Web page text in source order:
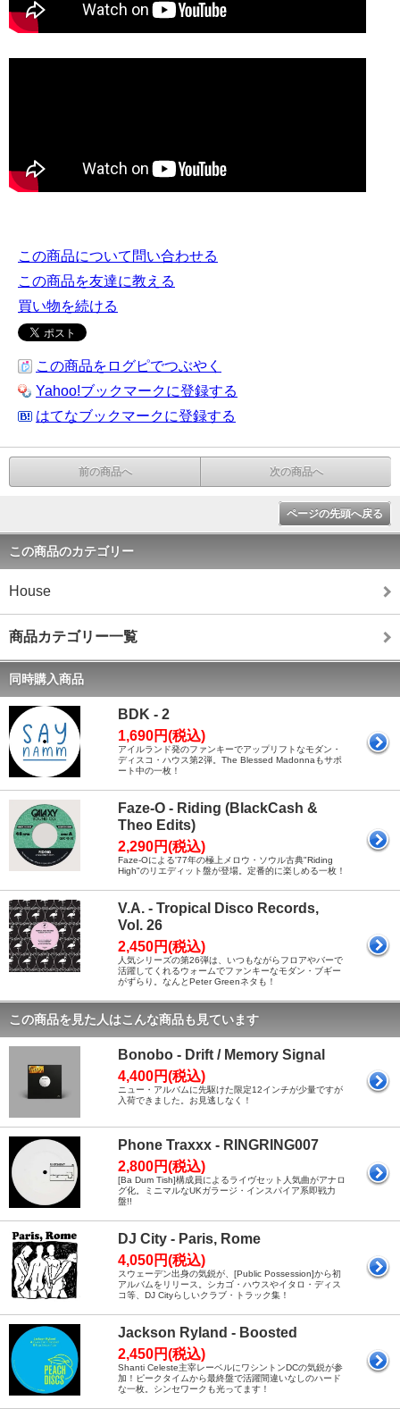
この商品について問い合わせる
この商品を友達に教える
買い物を続ける
この商品をログピでつぶやく
Yahoo!ブックマークに登録する
はてなブックマークに登録する
前の商品へ 次の商品へ
ページの先頭へ戻る
この商品のカテゴリー
House
商品カテゴリー一覧
同時購入商品
BDK - 2
1,690円(税込)
アイルランド発のファンキーでアップリフトなモダン・
ディスコ・ハウス第2弾。The Blessed Madonnaもサポ
ート中の一枚！
Faze-O - Riding (BlackCash &
Theo Edits)
2,290円(税込)
Faze-Oによる'77年の極上メロウ・ソウル古典"Riding
High"のリエディット盤が登場。定番的に楽しめる一枚！
V.A. - Tropical Disco Records,
Vol. 26
2,450円(税込)
人気シリーズの第26弾は、いつもながらフロアやバーで
活躍してくれるウォームでファンキーなモダン・ブギー
がずらり。なんとPeter Greenネタも！
この商品を見た人はこんな商品も見ています
Bonobo - Drift / Memory Signal
4,400円(税込)
ニュー・アルバムに先駆けた限定12インチが少量ですが
入荷できました。お見逃しなく！
Phone Traxxx - RINGRING007
2,800円(税込)
[Ba Dum Tish]構成員によるライヴセット人気曲がアナロ
グ化。ミニマルなUKガラージ・インスパイア系即戦力
盤!!
DJ City - Paris, Rome
4,050円(税込)
スウェーデン出身の気鋭が、[Public Possession]から初
アルバムをリリース。シカゴ・ハウスやイタロ・ディス
コ等、DJ Cityらしいクラブ・トラック集！
Jackson Ryland - Boosted
2,450円(税込)
Shanti Celeste主宰レーベルにワシントンDCの気鋭が参
加！ピークタイムから最終盤で活躍間違いなしのハード
な一枚。シンセワークも光ってます！